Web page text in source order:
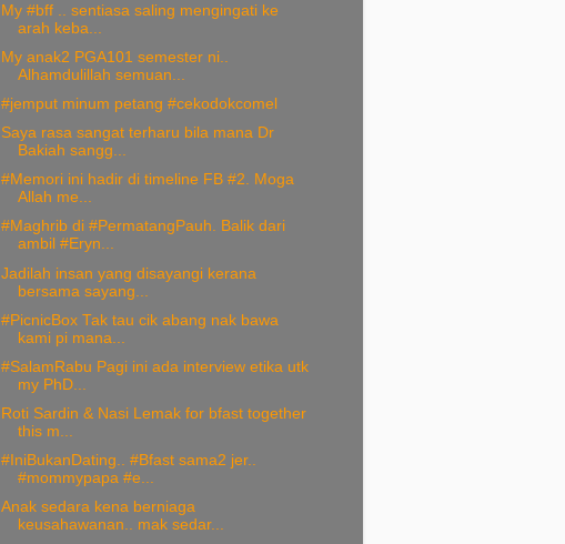
My #bff .. sentiasa saling mengingati ke
arah keba...
My anak2 PGA101 semester ni..
Alhamdulillah semuan...
#jemput minum petang #cekodokcomel
Saya rasa sangat terharu bila mana Dr
Bakiah sangg...
#Memori ini hadir di timeline FB #2. Moga
Allah me...
#Maghrib di #PermatangPauh. Balik dari
ambil #Eryn...
Jadilah insan yang disayangi kerana
bersama sayang...
#PicnicBox Tak tau cik abang nak bawa
kami pi mana...
#SalamRabu Pagi ini ada interview etika utk
my PhD...
Roti Sardin & Nasi Lemak for bfast together
this m...
#IniBukanDating.. #Bfast sama2 jer..
#mommypapa #e...
Anak sedara kena berniaga
keusahawanan.. mak sedar...